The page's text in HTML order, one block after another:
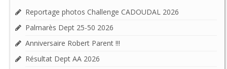
Reportage photos Challenge CADOUDAL 2026
Palmarès Dept 25-50 2026
Anniversaire Robert Parent !!!
Résultat Dept AA 2026